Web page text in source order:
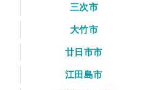
三次市
大竹市
廿日市市
江田島市